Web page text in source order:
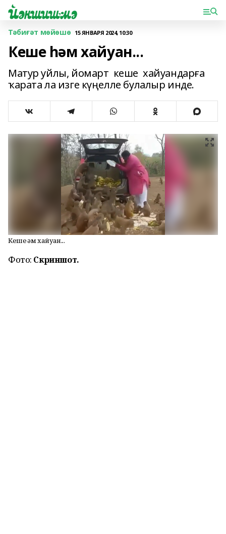
Тәбиғәт мөйөшө 15 ЯНВАРЯ 2024, 10:30
Кеше һәм хайуан...
Матур уйлы, йомарт кеше хайуандарға
ҡарата ла изге күңелле булалыр инде.
Кеше һәм хайуан...
Фото: Скриншот.